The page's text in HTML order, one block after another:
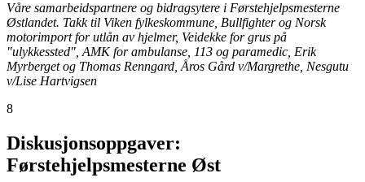
Våre samarbeidspartnere og bidragsytere i Førstehjelpsmesterne
Østlandet. Takk til Viken fylkeskommune, Bullfighter og Norsk
motorimport for utlån av hjelmer, Veidekke for grus på
"ulykkessted", AMK for ambulanse, 113 og paramedic, Erik
Myrberget og Thomas Renngard, Åros Gård v/Margrethe, Nesgutu
v/Lise Hartvigsen
8
Diskusjonsoppgaver:
Førstehjelpsmesterne Øst